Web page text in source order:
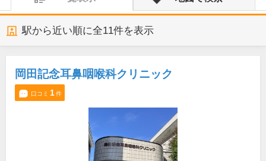
駅から近い順に全11件を表示
岡田記念耳鼻咽喉科クリニック
口コミ 1件